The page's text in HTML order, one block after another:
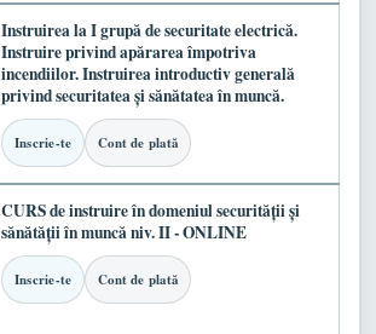
Instruirea la I grupă de securitate electrică.
Instruire privind apărarea împotriva
incendiilor. Instruirea introductiv generală
privind securitatea și sănătatea în muncă.
Inscrie-te Cont de plată
CURS de instruire în domeniul securității și
sănătății în muncă niv. II - ONLINE
Inscrie-te Cont de plată